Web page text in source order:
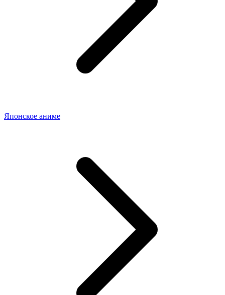
Японское аниме